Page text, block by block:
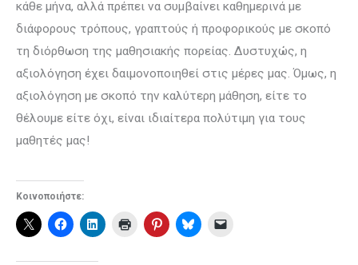
κάθε μήνα, αλλά πρέπει να συμβαίνει καθημερινά με
διάφορους τρόπους, γραπτούς ή προφορικούς με σκοπό
τη διόρθωση της μαθησιακής πορείας. Δυστυχώς, η
αξιολόγηση έχει δαιμονοποιηθεί στις μέρες μας. Όμως, η
αξιολόγηση με σκοπό την καλύτερη μάθηση, είτε το
θέλουμε είτε όχι, είναι ιδιαίτερα πολύτιμη για τους
μαθητές μας!
Κοινοποιήστε: